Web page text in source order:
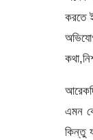
করতে
এমন
কিন্তু